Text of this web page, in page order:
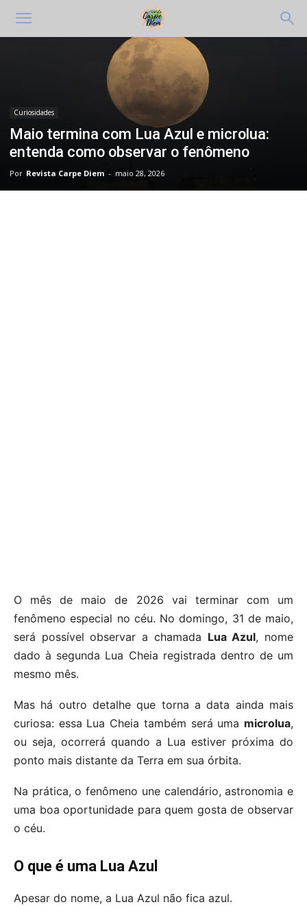
Curiosidades
Maio termina com Lua Azul e microlua:
entenda como observar o fenômeno
Por Revista Carpe Diem - maio 28, 2026
O mês de maio de 2026 vai terminar com um
fenômeno especial no céu. No domingo, 31 de maio,
será possível observar a chamada Lua Azul, nome
dado à segunda Lua Cheia registrada dentro de um
mesmo mês.
Mas há outro detalhe que torna a data ainda mais
curiosa: essa Lua Cheia também será uma microlua,
ou seja, ocorrerá quando a Lua estiver próxima do
ponto mais distante da Terra em sua órbita.
Na prática, o fenômeno une calendário, astronomia e
uma boa oportunidade para quem gosta de observar
o céu.
O que é uma Lua Azul
Apesar do nome, a Lua Azul não fica azul.